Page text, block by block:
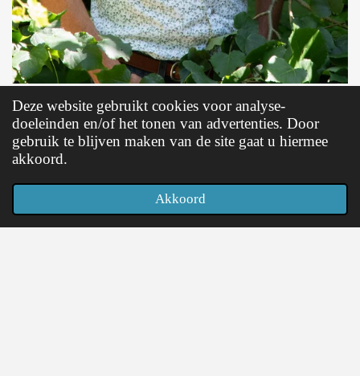
Deze website gebruikt cookies voor analyse-
doeleinden en/of het tonen van advertenties. Door
gebruik te blijven maken van de site gaat u hiermee
akkoord.
Akkoord
Telefoonnummer